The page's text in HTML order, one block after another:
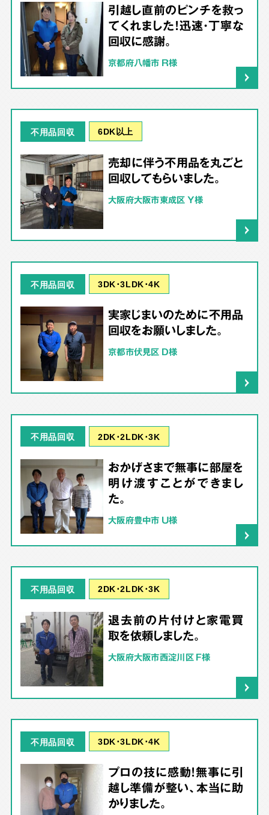
引越し直前のピンチを救っ
てくれました！迅速・丁寧な
回収に感謝。
京都府八幡市 R様
不用品回収 6DK以上
売却に伴う不用品を丸ごと
回収してもらいました。
大阪府大阪市東成区 Y様
不用品回収 3DK･3LDK･4K
実家じまいのために不用品
回収をお願いしました。
京都市伏見区 D様
不用品回収 2DK･2LDK･3K
おかげさまで無事に部屋を
明け渡すことができまし
た。
大阪府豊中市 U様
不用品回収 2DK･2LDK･3K
退去前の片付けと家電買
取を依頼しました。
大阪府大阪市西淀川区 F様
不用品回収 3DK･3LDK･4K
プロの技に感動！無事に引
越し準備が整い、本当に助
かりました。